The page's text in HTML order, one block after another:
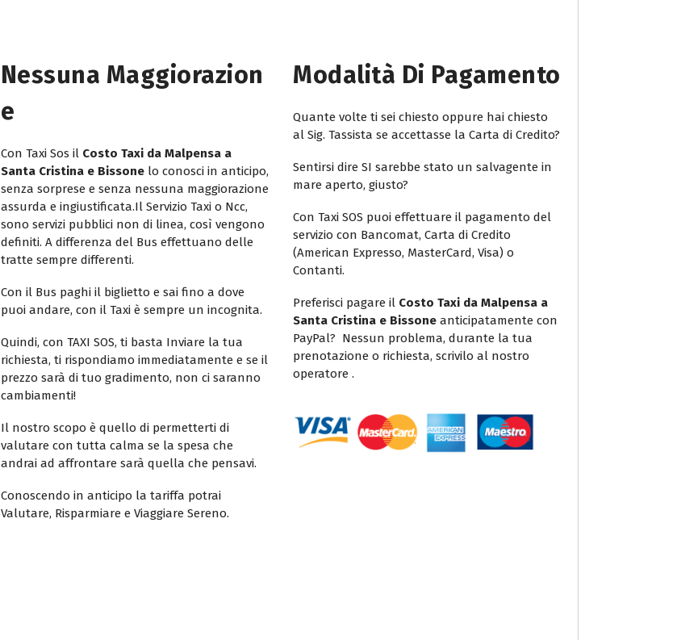
Nessuna Maggiorazion
E
Con Taxi Sos il Costo Taxi da Malpensa a
Santa Cristina e Bissone lo conosci in anticipo,
senza sorprese e senza nessuna maggiorazione
assurda e ingiustificata.Il Servizio Taxi o Ncc,
sono servizi pubblici non di linea, così vengono
definiti. A differenza del Bus effettuano delle
tratte sempre differenti.
Con il Bus paghi il biglietto e sai fino a dove
puoi andare, con il Taxi è sempre un incognita.
Quindi, con TAXI SOS, ti basta Inviare la tua
richiesta, ti rispondiamo immediatamente e se il
prezzo sarà di tuo gradimento, non ci saranno
cambiamenti!
Il nostro scopo è quello di permetterti di
valutare con tutta calma se la spesa che
andrai ad affrontare sarà quella che pensavi.
Conoscendo in anticipo la tariffa potrai
Valutare, Risparmiare e Viaggiare Sereno.
Modalità Di Pagamento
Quante volte ti sei chiesto oppure hai chiesto
al Sig. Tassista se accettasse la Carta di Credito?
Sentirsi dire SI sarebbe stato un salvagente in
mare aperto, giusto?
Con Taxi SOS puoi effettuare il pagamento del
servizio con Bancomat, Carta di Credito
(American Expresso, MasterCard, Visa) o
Contanti.
Preferisci pagare il Costo Taxi da Malpensa a
Santa Cristina e Bissone anticipatamente con
PayPal? Nessun problema, durante la tua
prenotazione o richiesta, scrivilo al nostro
operatore .